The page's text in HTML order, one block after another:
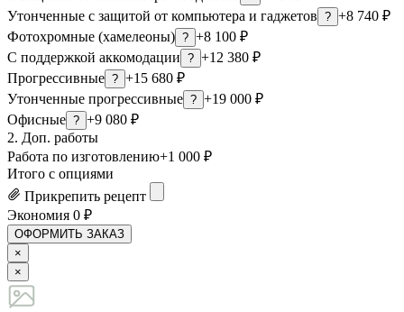
Утонченные с защитой от компьютера и гаджетов ? +8 740 ₽
Фотохромные (хамелеоны) ? +8 100 ₽
С поддержкой аккомодации ? +12 380 ₽
Прогрессивные ? +15 680 ₽
Утонченные прогрессивные ? +19 000 ₽
Офисные ? +9 080 ₽
2. Доп. работы
Работа по изготовлению+1 000 ₽
Итого с опциями
Прикрепить рецепт
Экономия 0 ₽
ОФОРМИТЬ ЗАКАЗ
×
×